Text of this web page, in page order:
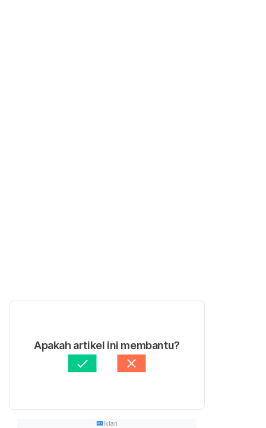
Apakah artikel ini membantu?
Iklan